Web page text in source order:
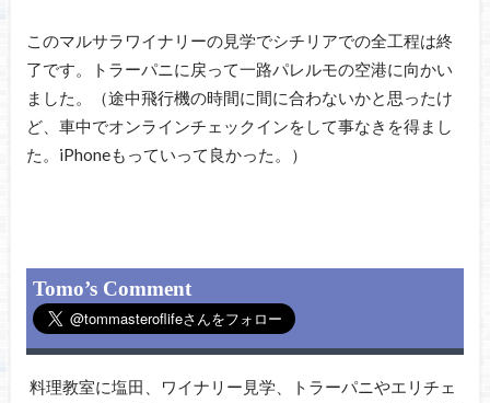
このマルサラワイナリーの見学でシチリアでの全工程は終
了です。トラーパニに戻って一路パレルモの空港に向かい
ました。（途中飛行機の時間に間に合わないかと思ったけ
ど、車中でオンラインチェックインをして事なきを得まし
た。iPhoneもっていって良かった。）
Tomo’s Comment
料理教室に塩田、ワイナリー見学、トラーパニやエリチェ